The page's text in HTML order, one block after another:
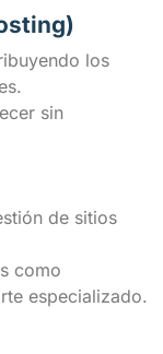
los
sin
de sitios
como
especializado.